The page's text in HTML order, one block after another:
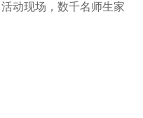
动现场，数千名师生家